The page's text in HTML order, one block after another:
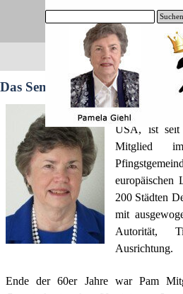
Suchen
Suchen
Das Seminar Team von
Pamela Giehl
USA, ist seit
Mitglied
europäischen
200 Städten
mit
Autorität,
Ausrichtung.
Ende der 60er Jahre war Pam